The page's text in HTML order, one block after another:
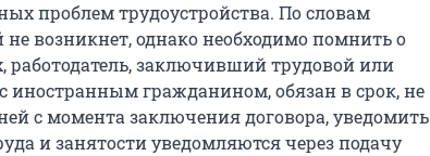
проблем трудоустройства. По словам
не возникнет, однако необходимо помнить о
заключивший трудовой или
иностранным гражданином, обязан в срок, не
с момента заключения договора, уведомить
и занятости уведомляются через подачу